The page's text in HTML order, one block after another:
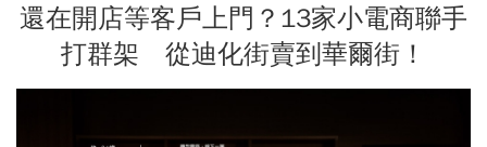
還在開店等客戶上門？13家小電商聯手
打群架 從迪化街賣到華爾街！